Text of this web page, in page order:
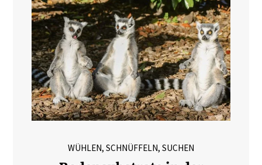
WÜHLEN, SCHNÜFFELN, SUCHEN